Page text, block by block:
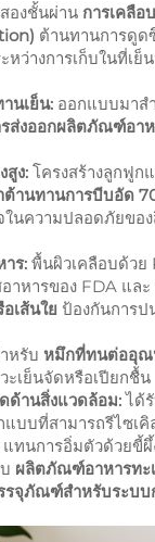
องชั้นผ่าน การเคลือ
ต้านทานการดู
ว่างการเก็บในที่เย็
นเย็น: ออกแบบมาส
ส่งออกผลิตภัณฑ์อาห
สูง: โครงสร้างลูกฟูก
ต้านทานการบีบอัด
ในความปลอดภัยขอ
ร: พื้นผิวเคลือบด้วย
าหารของ FDA และ
เส้นใย ป้องกันการป
หรับ หมึกที่ทนต่ออุ
ะเย็นจัดหรือเปียกชื้น
ด้านสิ่งแวดล้อม:ได้
แบบที่สามารถรีไซเ
แทนการอิ่มตัวด้วยขี้
ผลิตภัณฑ์อาหารทะ
จุภัณฑ์สำหรับระบบ